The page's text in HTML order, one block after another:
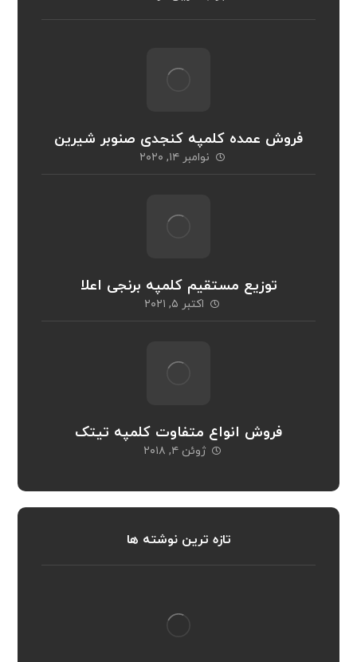
فروش عمده کلمپه کنجدی صنوبر شیرین
نوامبر ۱۴, ۲۰۲۰
توزیع مستقیم کلمپه برنجی اعلا
اکتبر ۵, ۲۰۲۱
فروش انواع متفاوت کلمپه تیتک
ژوئن ۴, ۲۰۱۸
تازه ترین نوشته ها